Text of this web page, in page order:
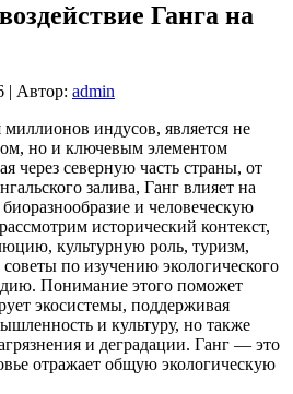
Ганга на
| Автор: admin
индусов, является не
но и ключевым элементом
через северную часть страны, от
залива, Ганг влияет на
и человеческую
исторический контекст,
культурную роль, туризм,
по изучению экологического
Понимание этого поможет
экосистемы, поддерживая
и культуру, но также
и деградации. Ганг — это
отражает общую экологическую